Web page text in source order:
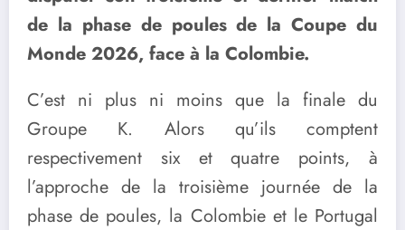
de la phase de poules de la Coupe du
Monde 2026, face à la Colombie.
C’est ni plus ni moins que la finale du
Groupe K. Alors qu’ils comptent
respectivement six et quatre points, à
l’approche de la troisième journée de la
phase de poules, la Colombie et le Portugal